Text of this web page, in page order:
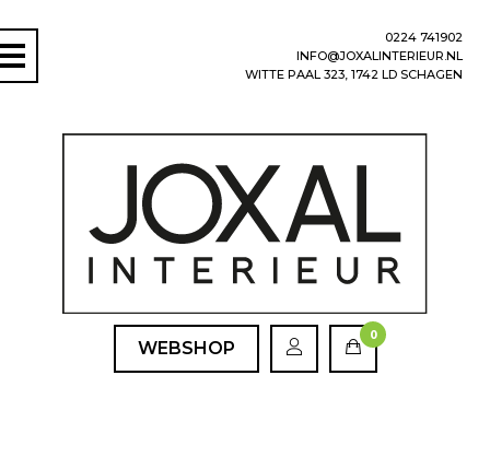
0224 741902
INFO@JOXALINTERIEUR.NL
WITTE PAAL 323, 1742 LD SCHAGEN
WEBSHOP
0